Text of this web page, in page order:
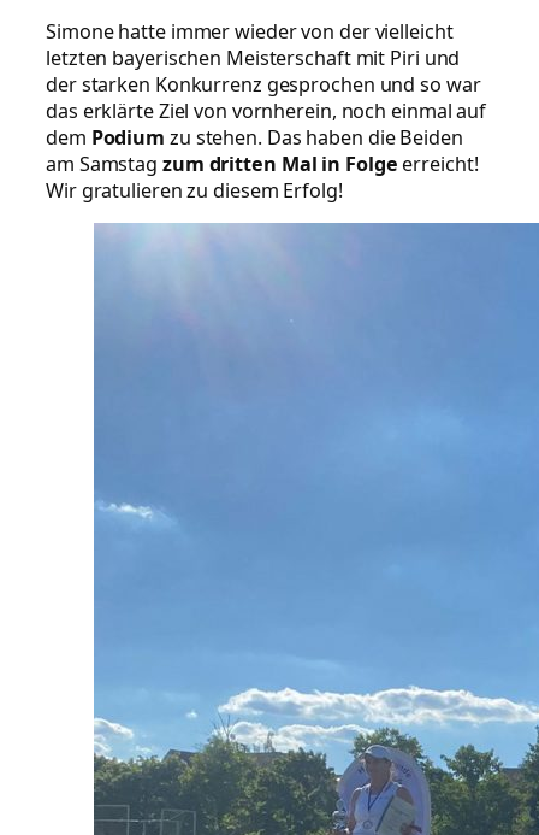
Simone hatte immer wieder von der vielleicht
letzten bayerischen Meisterschaft mit Piri und
der starken Konkurrenz gesprochen und so war
das erklärte Ziel von vornherein, noch einmal auf
dem Podium zu stehen. Das haben die Beiden
am Samstag zum dritten Mal in Folge erreicht!
Wir gratulieren zu diesem Erfolg!